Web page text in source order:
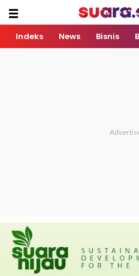
Indeks News Bisnis